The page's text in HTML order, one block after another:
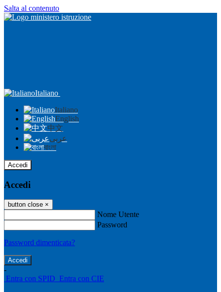
Salta al contenuto
Italiano
Italiano
English
中文
عربى
বাংলা
Accedi
Accedi
button close ×
Nome Utente
Password
Password dimenticata?
-
Entra con SPID Entra con CIE